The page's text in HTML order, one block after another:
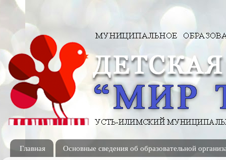
Главная Основные сведения об образовательной